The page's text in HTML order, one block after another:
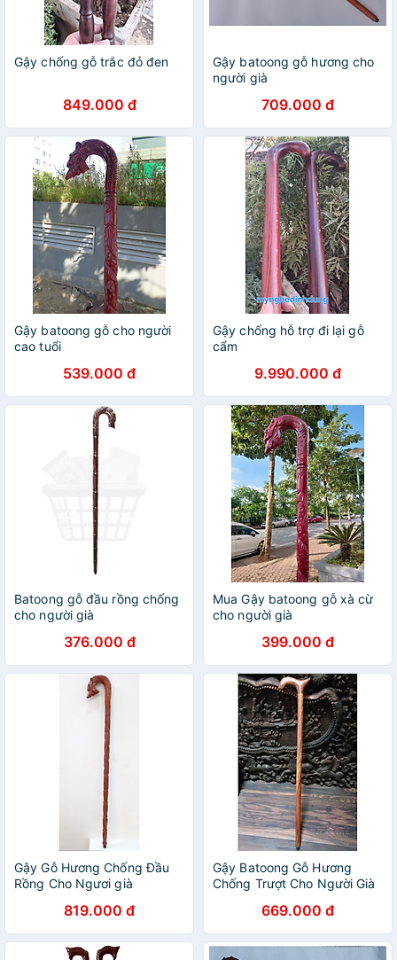
Gậy chống gỗ trắc đỏ đen
849.000 đ
Gậy batoong gỗ hương cho
người già
709.000 đ
Gậy batoong gỗ cho người
cao tuổi
539.000 đ
Gậy chống hỗ trợ đi lại gỗ
cẩm
9.990.000 đ
Batoong gỗ đầu rồng chống
cho người già
376.000 đ
Mua Gậy batoong gỗ xà cừ
cho người già
399.000 đ
Gậy Gỗ Hương Chống Đầu
Rồng Cho Ngươi già
819.000 đ
Gậy Batoong Gỗ Hương
Chống Trượt Cho Người Già
669.000 đ